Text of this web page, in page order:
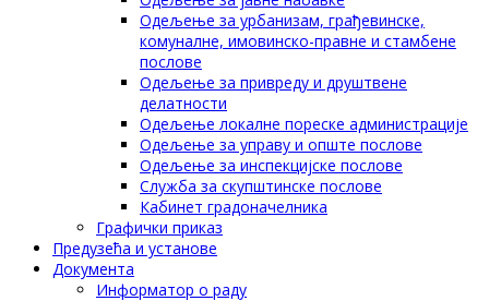
Одељење за урбанизам, грађевинске,
комуналне, имовинско-правне и стамбене
послове
Одељење за привреду и друштвене
делатности
Одељење локалне пореске администрације
Одељење за управу и опште послове
Одељење за инспекцијске послове
Служба за скупштинске послове
Кабинет градоначелника
Графички приказ
Предузећа и установе
Документа
Информатор о раду